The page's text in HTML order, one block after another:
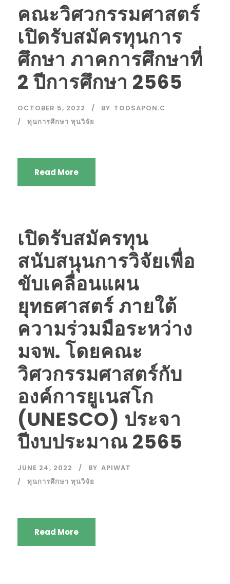
คณะวิศวกรรมศาสตร์
เปิดรับสมัครทุนการ
ศึกษา ภาคการศึกษาที่
2 ปีการศึกษา 2565
OCTOBER 5, 2022 BY TODSAPON.C
ทุนการศึกษา ทุนวิจัย
Read More
เปิดรับสมัครทุน
สนับสนุนการวิจัยเพื่อ
ขับเคลื่อนแผน
ยุทธศาสตร์ ภายใต้
ความร่วมมือระหว่าง
มจพ. โดยคณะ
วิศวกรรมศาสตร์กับ
องค์การยูเนสโก
(UNESCO) ประจา
ปีงบประมาณ 2565
JUNE 24, 2022 BY APIWAT
ทุนการศึกษา ทุนวิจัย
Read More